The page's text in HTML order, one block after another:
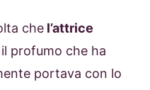
che l’attrice
il profumo che ha
portava con lo